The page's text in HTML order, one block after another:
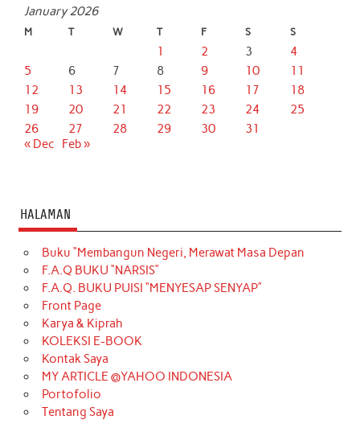
January 2026
M T W T F S S
1 2 3
4
5
6 7 8 9 10
11
12
13 14 15 16 17
18
19
20 21 22 23 24
25
26
27 28 29 30
31
« Dec
Feb »
HALAMAN
Buku “Membangun Negeri, Merawat Masa Depan
F.A.Q BUKU “NARSIS”
F.A.Q. BUKU PUISI “MENYESAP SENYAP”
Front Page
Karya & Kiprah
KOLEKSI E-BOOK
Kontak Saya
MY ARTICLE @YAHOO INDONESIA
Portofolio
Tentang Saya